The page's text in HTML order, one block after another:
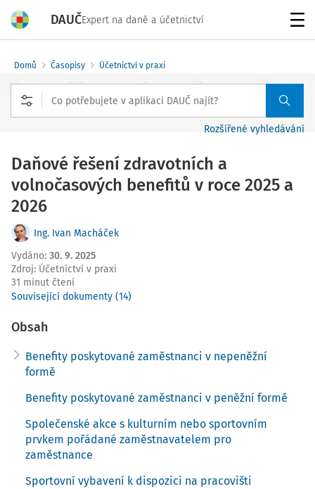
DAUČExpert na daně a účetnictví
Domů Časopisy Účetnictví v praxi
Rozšířené vyhledávání
Daňové řešení zdravotních a
volnočasových benefitů v roce 2025 a
2026
Ing. Ivan Macháček
Vydáno: 30. 9. 2025
Zdroj: Účetnictví v praxi
31 minut čtení
Související dokumenty (14)
Obsah
Benefity poskytované zaměstnanci v nepeněžní
formě
Benefity poskytované zaměstnanci v peněžní formě
Společenské akce s kulturním nebo sportovním
prvkem pořádané zaměstnavatelem pro
zaměstnance
Sportovní vybavení k dispozici na pracovišti